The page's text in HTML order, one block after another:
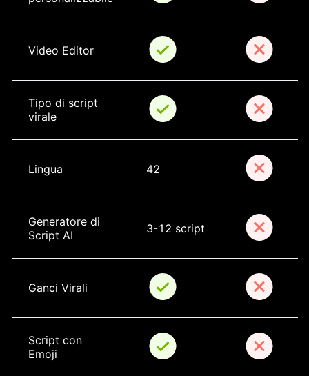
Video Editor
Tipo di script
virale
Lingua 42
Generatore di
Script AI
3-12 script
Ganci Virali
Script con
Emoji